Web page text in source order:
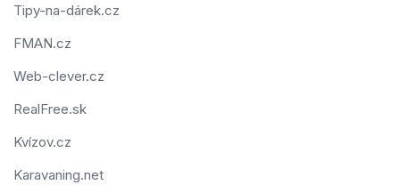
Tipy-na-dárek.cz
FMAN.cz
Web-clever.cz
RealFree.sk
Kvízov.cz
Karavaning.net